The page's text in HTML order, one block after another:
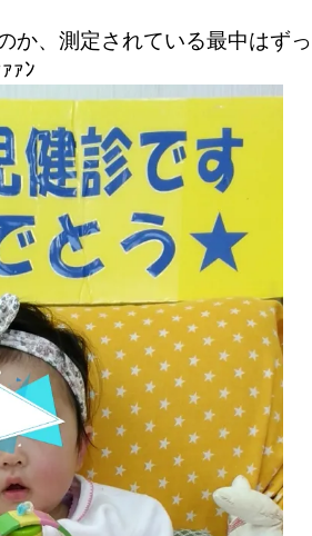
か、測定されている最中はず
ｧﾝ